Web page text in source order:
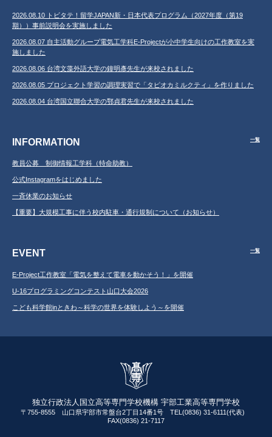
2026.08.10 トビタテ！留学JAPAN新・日本代表プログラム（2027年度（第19
期））事前説明会を実施しました
2026.08.07 自主活動グループ電気工学科E-Projectが小中学生向けの工作教室を実
施しました
2026.08.06 台湾文藻外語大学の鐘明彥先生が来校されました
2026.08.05 プロジェクト学習の調理実習で「タピオカミルクティ」を作りました
2026.08.04 台湾国立聯合大学の鄂貞君先生が来校されました
INFORMATION 一覧
教員公募 制御情報工学科（特命助教）
公式Instagramをはじめました
一斉休業のお知らせ
【重要】大規模工事に伴う校内駐車・通行規制について（お知らせ）
EVENT 一覧
E-Project工作教室「電気を整えて電車を動かそう！」を開催
U-16プログラミングコンテスト山口大会2026
こども科学館inときわ～科学の世界を体験しよう～を開催
独立行政法人国立高等専門学校機構 宇部工業高等専門学校
〒755-8555 山口県宇部市常盤台2丁目14番1号 TEL(0836) 31-6111(代表)
FAX(0836) 21-7117